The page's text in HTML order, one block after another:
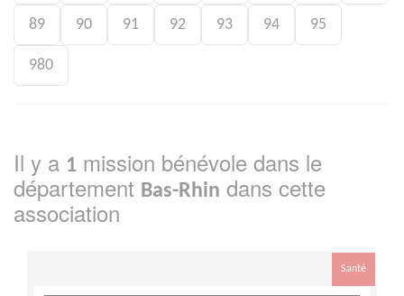
89 90 91 92 93 94 95
980
Il y a 1 mission bénévole dans le
département Bas-Rhin dans cette
association
Santé